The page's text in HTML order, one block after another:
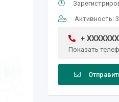
Активность:
+
Показать